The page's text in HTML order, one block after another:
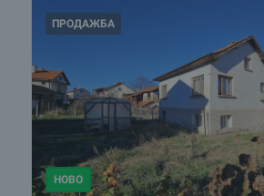
ПРОДАЖБА
НОВО